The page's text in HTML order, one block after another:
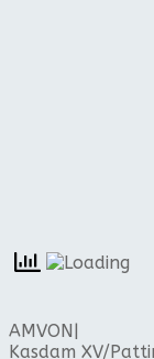
AMVON|
Kasdam XV/